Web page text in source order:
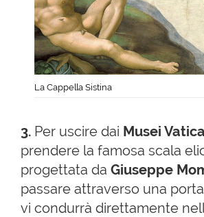
La Cappella Sistina
3. Per uscire dai Musei
prendere la famosa scala
progettata da Giuseppe
passare attraverso una porta
vi condurrà direttamente